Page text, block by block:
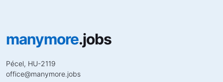
manymore.jobs
Pécel, HU-2119
office@manymore.jobs